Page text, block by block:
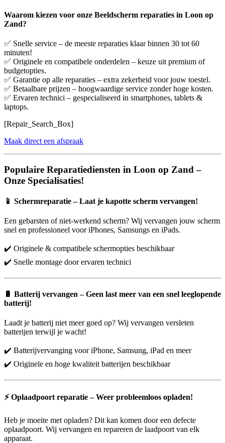
Waarom kiezen voor onze Beeldscherm reparaties in Loon op
Zand?
✅ Snelle service – de meeste reparaties klaar binnen 30 tot 60
minuten!
✅ Originele en compatibele onderdelen – keuze uit premium of
budgetopties.
✅ Garantie op alle reparaties – extra zekerheid voor jouw toestel.
✅ Betaalbare prijzen – hoogwaardige service zonder hoge kosten.
✅ Ervaren technici – gespecialiseerd in smartphones, tablets &
laptops.
[Repair_Search_Box]
Maak direct een afspraak
Populaire Reparatiediensten in Loon op Zand –
Onze Specialisaties!
📱 Schermreparatie – Laat je kapotte scherm vervangen!
Een gebarsten of niet-werkend scherm? Wij vervangen jouw scherm
snel en professioneel voor iPhones, Samsungs en iPads.
✔️ Originele & compatibele schermopties beschikbaar
✔️ Snelle montage door ervaren technici
🔋 Batterij vervangen – Geen last meer van een snel leeglopende
batterij!
Laadt je batterij niet meer goed op? Wij vervangen versleten
batterijen terwijl je wacht!
✔️ Batterijvervanging voor iPhone, Samsung, iPad en meer
✔️ Originele en hoge kwaliteit batterijen beschikbaar
⚡Oplaadpoort reparatie – Weer probleemloos opladen!
Heb je moeite met opladen? Dit kan komen door een defecte
oplaadpoort. Wij vervangen en repareren de laadpoort van elk
apparaat.